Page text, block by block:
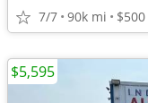
7/7 90k mi
$5,595